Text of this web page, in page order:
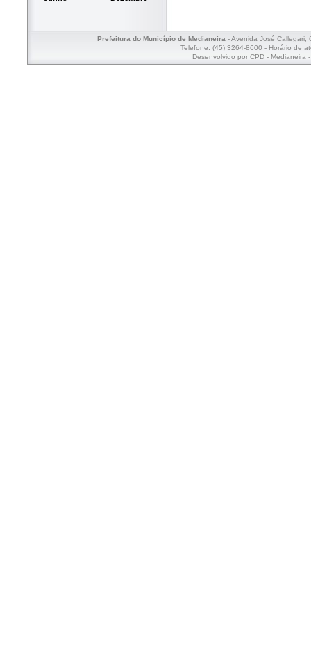
Prefeitura do Município de Medianeira- Avenida José Callegari,
Telefone: (45) 3264-8600 - Horário de
Desenvolvido por CPD - Medianeira-